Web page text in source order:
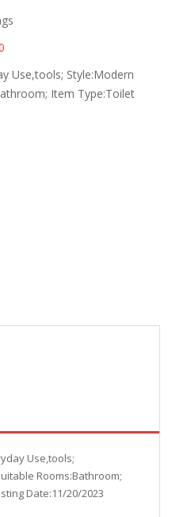
Use,tools; Style:Modern
Item Type:Toilet
Use,tools;
Rooms:Bathroom;
Date:11/20/2023